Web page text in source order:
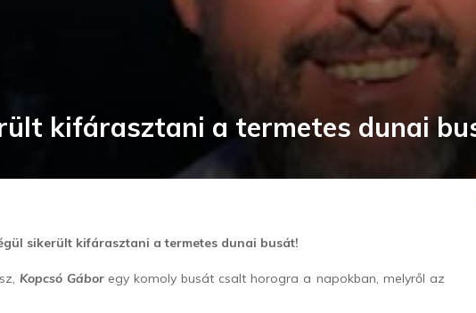
kifárasztani a termetes dunai
sikerült kifárasztani a termetes dunai busát!
Kopcsó Gábor egy komoly busát csalt horogra a napokban, melyről az